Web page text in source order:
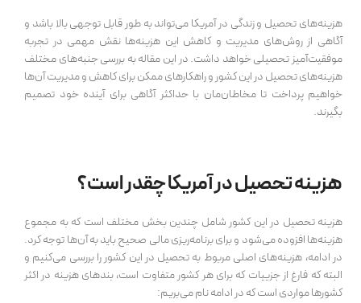
هزینه‌های تحصیل و زندگی در آمریکا می‌تواند به طور قابل توجهی بالا باشد و
آگاهی از روش‌های مدیریت و کاهش این هزینه‌ها نقش مهمی در تجربه
موفقیت‌آمیز تحصیلی خواهد داشت. در این مقاله به بررسی جنبه‌های مختلف
هزینه‌های تحصیل در این کشور و راهکارهای ممکن برای کاهش و مدیریت آن‌ها
خواهیم پرداخت تا مخاطان‌مان با حداکثر آگاهی برای آینده خود تصمیم
بگیرند.
هزینه تحصیل در آمریکا چقدر است؟
هزینه تحصیل در این کشور شامل چندین بخش مختلف است که به مجموع
هزینه‌ها افزوده می‌شود و برای برنامه‌ریزی مالی صحیح باید به آن‌ها توجه کرد.
در ادامه، هزینه‌های اصلی مربوط به تحصیل در این کشور را بررسی می‌کنیم و
البته که فارغ از جزيیات که برای هر کشور متفاوت است، بندهای هزینه در اکثر
کشورها مواردی است که در ادامه نام می‌بریم: